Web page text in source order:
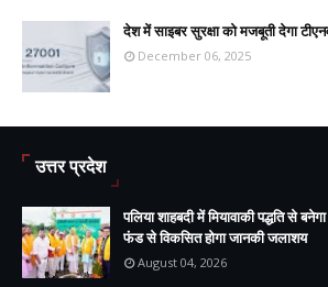
देश में साइबर सुरक्षा को मजबूती देगा
December 06, 2025
उत्तर प्रदेश
पलिया शाहबदी में मियावाकी पद्धति से
फंड से विकसित होगा जानकी जलाशय
August 04, 2026